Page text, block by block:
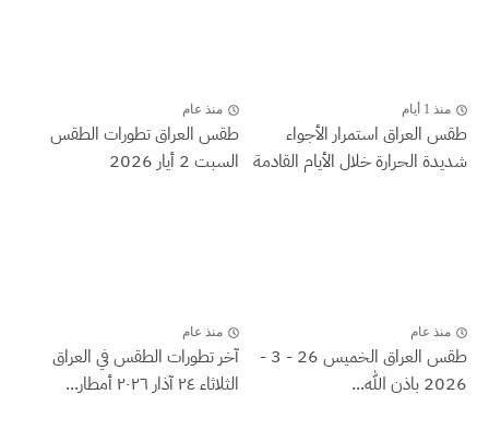
منذ 1 أيام
طقس العراق ‏استمرار الأجواء
شديدة الحرارة خلال الأيام القادمة
منذ عام
طقس العراق تطورات الطقس
السبت 2 أيار 2026
منذ عام
طقس العراق الخميس 26 - 3 -
2026 باذن الله...
منذ عام
آخر تطورات الطقس في العراق
الثلاثاء ٢٤ آذار ٢٠٢٦ أمطار...